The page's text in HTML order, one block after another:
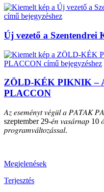
Új vezető a
ZÖLD-KÉK PIKNIK –
PLACCON
𝐴𝑧 𝑒𝑠𝑒𝑚𝑒́𝑛𝑦𝑡 𝑣𝑒́𝑔𝑢̈𝑙 𝑎 𝑃𝐴𝑇𝐴𝐾
szeptember 29-𝑒́𝑛 𝑣𝑎𝑠𝑎́𝑟𝑛𝑎𝑝 10
𝑝𝑟𝑜𝑔𝑟𝑎𝑚𝑣𝑎́𝑙𝑡𝑜𝑧𝑎́𝑠𝑠𝑎𝑙.
Megjelenések
Terjesztés